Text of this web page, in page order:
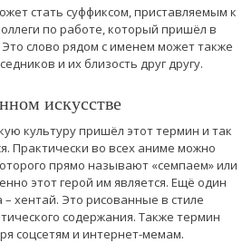
стать суффиксом, приставляемым к
по работе, который пришёл в
слово рядом с именем может также
и их близость друг другу.
искусстве
культуру пришёл этот термин и так
Практически во всех аниме можно
прямо называют «семпаем» или
этот герой им является. Ещё один
– хентай. Это рисованные в стиле
содержания. Также термин
соцсетям и интернет-мемам.